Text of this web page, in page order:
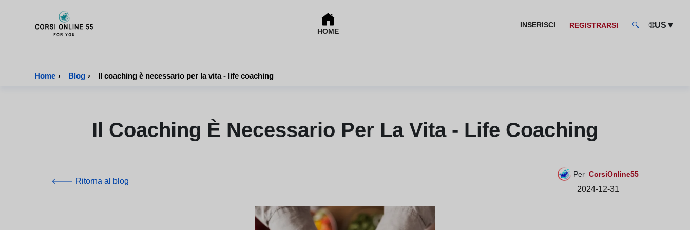
HOME
INSERISCI REGISTRARSI 🔍 🌐US ▼
Home › Blog › Il coaching è necessario per la vita - life coaching
Il Coaching È Necessario Per La Vita - Life Coaching
🡐 Ritorna al blog
Per CorsiOnline55
2024-12-31